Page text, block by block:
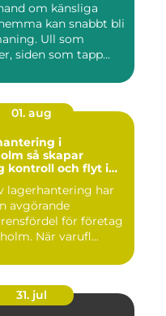
om känsliga
kan snabbt bli
Ull som
siden som tapp...
01. aug
i
kontroll och flyt i
lagerhantering har
avgörande
för företag
När varufl...
31. jul